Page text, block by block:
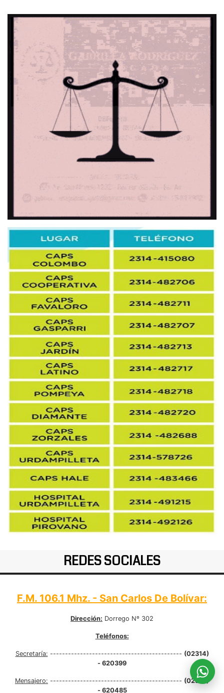
REDES SOCIALES
F.M. 106.1 Mhz. - San Carlos De Bolívar:
Dirección: Dorrego Nº 302
Teléfonos:
Secretaría: -------------------------------------------- (02314)
- 620399
Mensajero: -------------------------------------------- (02314)
- 620485